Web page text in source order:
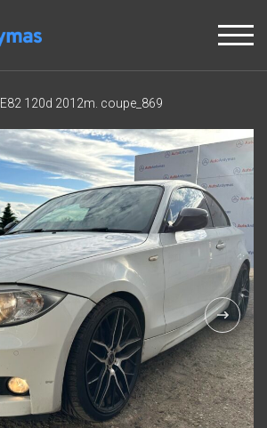
E82 120d 2012m. coupe_869